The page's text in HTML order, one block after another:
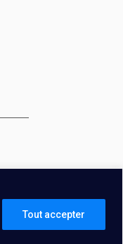
Tout accepter